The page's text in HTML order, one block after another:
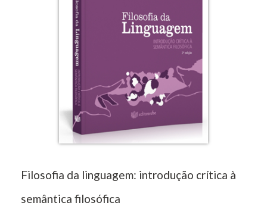
Filosofia da linguagem: introdução crítica à
semântica filosófica